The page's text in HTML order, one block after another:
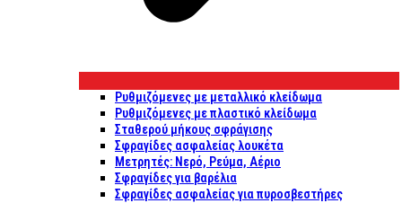
Ρυθμιζόμενες με μεταλλικό κλείδωμα
Ρυθμιζόμενες με πλαστικό κλείδωμα
Σταθερού μήκους σφράγισης
Σφραγίδες ασφαλείας λουκέτα
Μετρητές: Νερό, Ρεύμα, Αέριο
Σφραγίδες για βαρέλια
Σφραγίδες ασφαλείας για πυροσβεστήρες